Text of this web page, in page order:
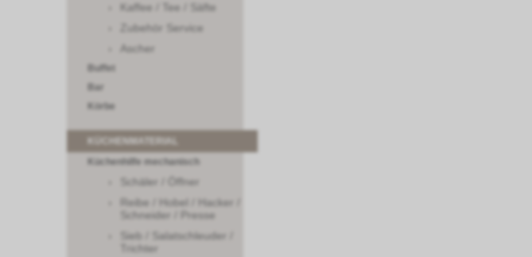
Kaffee / Tee / Säfte
Zubehör Service
Ascher
Buffet
Bar
Körbe
KÜCHENMATERIAL
Küchenhilfe mechanisch
Schäler / Öffner
Reibe / Hobel / Hacker /
Schneider / Presse
Sieb / Salatschleuder /
Trichter